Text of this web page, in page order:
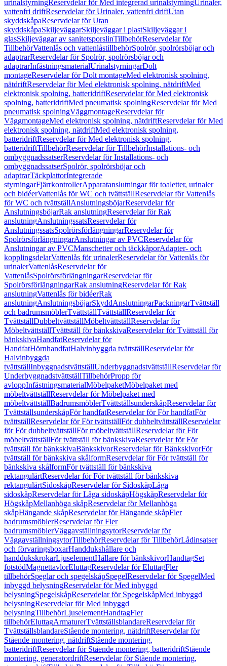
urinalstyrningReservdelar för Med integrerad urinalstyrningUrinaler,
vattenfri driftReservdelar för Urinaler, vattenfri driftUtan
skyddskåpaReservdelar för Utan
skyddskåpaSkiljeväggarSkiljeväggar i plastSkiljeväggar i
glasSkiljeväggar av sanitetsporslinTillbehörReservdelar för
TillbehörVattenlås och vattenlåstillbehörSpolrör, spolrörsböjar och
adaptrarReservdelar för Spolrör, spolrörsböjar och
adaptrarInfästningsmaterialUrinalstyrningarDolt
montageReservdelar för Dolt montageMed elektronisk spolning,
nätdriftReservdelar för Med elektronisk spolning, nätdriftMed
elektronisk spolning, batteridriftReservdelar för Med elektronisk
spolning, batteridriftMed pneumatisk spolningReservdelar för Med
pneumatisk spolningVäggmontageReservdelar för
VäggmontageMed elektronisk spolning, nätdriftReservdelar för Med
elektronisk spolning, nätdriftMed elektronisk spolning,
batteridriftReservdelar för Med elektronisk spolning,
batteridriftTillbehörReservdelar för TillbehörInstallations- och
ombyggnadssatserReservdelar för Installations- och
ombyggnadssatserSpolrör, spolrörsböjar och
adaptrarTäckplattorIntegrerade
styrningarFjärrkontrollerApparatanslutningar för toaletter, urinaler
och bidéerVattenlås för WC och tvättställReservdelar för Vattenlås
för WC och tvättställAnslutningsböjarReservdelar för
AnslutningsböjarRak anslutningReservdelar för Rak
anslutningAnslutningssatsReservdelar för
AnslutningssatsSpolrörsförlängningarReservdelar för
SpolrörsförlängningarAnslutningar av PVCReservdelar för
Anslutningar av PVCManschetter och täckkåporAdapter- och
kopplingsdelarVattenlås för urinalerReservdelar för Vattenlås för
urinalerVattenlåsReservdelar för
VattenlåsSpolrörsförlängningarReservdelar för
SpolrörsförlängningarRak anslutningReservdelar för Rak
anslutningVattenlås för bidéerRak
anslutningAnslutningsböjarSkyddAnslutningarPackningarTvättställ
och badrumsmöblerTvättställTvättställReservdelar för
TvättställDubbeltvättställMöbeltvättställReservdelar för
MöbeltvättställTvättställ för bänkskivaReservdelar för Tvättställ för
bänkskivaHandfatReservdelar för
HandfatHörnhandfatHalvinbyggda tvättställReservdelar för
Halvinbyggda
tvättställInbyggnadstvättställUnderbyggnadstvättställReservdelar för
UnderbyggnadstvättställTillbehörPropp för
avloppInfästningsmaterialMöbelpaketMöbelpaket med
möbeltvättställReservdelar för Möbelpaket med
möbeltvättställBadrumsmöblerTvättställsunderskåpReservdelar för
TvättställsunderskåpFör handfatReservdelar för För handfatFör
tvättställReservdelar för För tvättställFör dubbeltvättställReservdelar
för För dubbeltvättställFör möbeltvättställReservdelar för För
möbeltvättställFör tvättställ för bänkskivaReservdelar för För
tvättställ för bänkskivaBänkskivorReservdelar för BänkskivorFör
tvättställ för bänkskiva skålformReservdelar för För tvättställ för
bänkskiva skålformFör tvättställ för bänkskiva
rektangulärtReservdelar för För tvättställ för bänkskiva
rektangulärtSidoskåpReservdelar för SidoskåpLåga
sidoskåpReservdelar för Låga sidoskåpHögskåpReservdelar för
HögskåpMellanhöga skåpReservdelar för Mellanhöga
skåpHängande skåpReservdelar för Hängande skåpFler
badrumsmöblerReservdelar för Fler
badrumsmöblerVäggavställningsytorReservdelar för
VäggavställningsytorTillbehörReservdelar för TillbehörLådinsatser
och förvaringsboxarHanddukshållare och
handdukskrokarLjuselementHållare för bänkskivorHandtagSet
fotstödMagnettavlorEluttagReservdelar för EluttagFler
tillbehörSpeglar och spegelskåpSpegelReservdelar för SpegelMed
inbyggd belysningReservdelar för Med inbyggd
belysningSpegelskåpReservdelar för SpegelskåpMed inbyggd
belysningReservdelar för Med inbyggd
belysningTillbehörLjuselementHandtagFler
tillbehörEluttagArmaturerTvättställsblandareReservdelar för
TvättställsblandareStående montering, nätdriftReservdelar för
Stående montering, nätdriftStående montering,
batteridriftReservdelar för Stående montering, batteridriftStående
montering, generatordriftReservdelar för Stående montering,